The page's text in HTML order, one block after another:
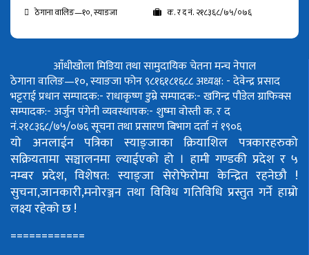
ठेगाना वालिङ—१०, स्याङजा
क. र द नं. २१८३६८/७५/०७६
आँधीखोला मिडिया तथा सामुदायिक चेतना मन्च नेपाल
ठेगाना वालिङ—१०, स्याङजा फोन ९८१६१८१६८८अध्यक्ष: - देवेन्द्र प्रसाद
भट्टराईप्रधान सम्पादक:- राधाकृष्ण डुम्रेसम्पादक:- खगिन्द्र पौडेलग्राफिक्स
सम्पादक:- अर्जुन पंगेनीव्यवस्थापक:- शुष्मा वोस्तीक. र द
नं.२१८३६८/७५/०७६सूचना तथा प्रसारण बिभाग दर्ता नं १९०६
यो अनलाईन पत्रिका स्याङ्जाका क्रियाशिल पत्रकारहरुको
सक्रियतामा सञ्चालनमा ल्याईएको हो । हामी गण्डकी प्रदेश र ५
नम्बर प्रदेश, विशेषत: स्याङ्जा सेरोफेरोमा केन्द्रित रहनेछौ !
सुचना,जानकारी,मनोरञ्जन तथा विविध गतिविधि प्रस्तुत गर्ने हाम्रो
लक्ष्य रहेको छ !
============